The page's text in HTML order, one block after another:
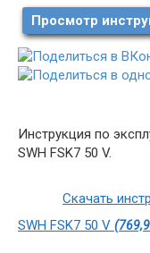
Просмотр
Инструкция по
SWH FSK7 50 V.
Скачать
SWH FSK7 50 V